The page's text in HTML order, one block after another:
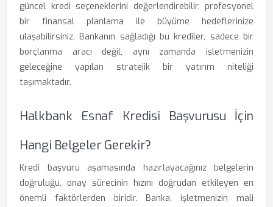
güncel kredi seçeneklerini değerlendirebilir, profesyonel
bir finansal planlama ile büyüme hedeflerinize
ulaşabilirsiniz. Bankanın sağladığı bu krediler, sadece bir
borçlanma aracı değil, aynı zamanda işletmenizin
geleceğine yapılan stratejik bir yatırım niteliği
taşımaktadır.
Halkbank Esnaf Kredisi Başvurusu İçin
Hangi Belgeler Gerekir?
Kredi başvuru aşamasında hazırlayacağınız belgelerin
doğruluğu, onay sürecinin hızını doğrudan etkileyen en
önemli faktörlerden biridir. Banka, işletmenizin mali